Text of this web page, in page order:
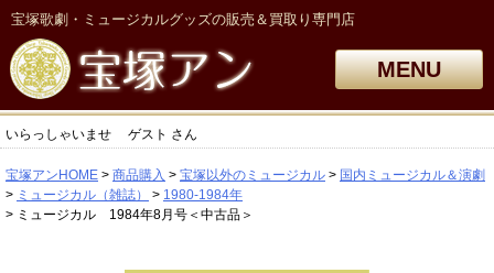
宝塚歌劇・ミュージカルグッズの販売＆買取り専門店
MENU
いらっしゃいませ ゲスト さん
宝塚アンHOME 商品購入 宝塚以外のミュージカル
国内ミュージカル＆演劇
ミュージカル（雑誌）
1980-1984年
ミュージカル 1984年8月号＜中古品＞